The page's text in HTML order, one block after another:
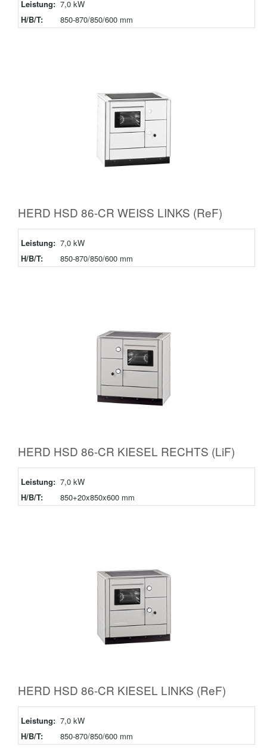
Leistung: 7,0 kW
H/B/T:
850-870/850/600 mm
HERD HSD 86-CR WEISS LINKS (ReF)
Leistung: 7,0 kW
H/B/T:
850-870/850/600 mm
HERD HSD 86-CR KIESEL RECHTS (LiF)
Leistung: 7,0 kW
H/B/T:
850+20x850x600 mm
HERD HSD 86-CR KIESEL LINKS (ReF)
Leistung: 7,0 kW
H/B/T:
850-870/850/600 mm